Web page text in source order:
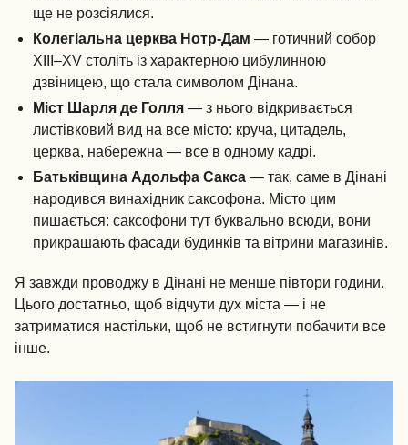
ще не розсіялися.
Колегіальна церква Нотр-Дам — готичний собор
XIII–XV століть із характерною цибулинною
дзвіницею, що стала символом Дінана.
Міст Шарля де Голля — з нього відкривається
листівковий вид на все місто: круча, цитадель,
церква, набережна — все в одному кадрі.
Батьківщина Адольфа Сакса — так, саме в Дінані
народився винахідник саксофона. Місто цим
пишається: саксофони тут буквально всюди, вони
прикрашають фасади будинків та вітрини магазинів.
Я завжди проводжу в Дінані не менше півтори години.
Цього достатньо, щоб відчути дух міста — і не
затриматися настільки, щоб не встигнути побачити все
інше.